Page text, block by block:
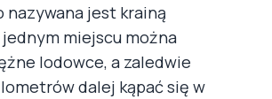
nazywana jest krainą
miejscu można
lodowce, a zaledwie
dalej kąpać się w